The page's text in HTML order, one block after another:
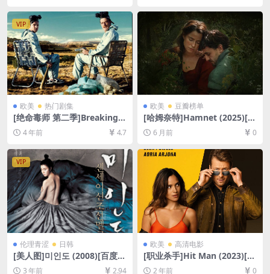
5GB][中英字幕]
VIP
欧美 热门剧集
[绝命毒师 第二季]Breaking B
ad Season 2 (2009)[百度网
盘+夸克网盘1080P超清未删
减资源][网盘在线播放/下载]
[MP4/37GB][中英字幕]
4 年前 4.7
欧美 豆瓣榜单
[哈姆奈特]Hamnet (2025)[百
度网盘+夸克网盘4K超清未删
减资源][网盘在线播放/下载]
[MP4/11GB][中英字幕]
6 月前 0
VIP
伦理青涩 日韩
[美人图]미인도 (2008)[百度网
盘+迅雷云盘资源1080P超清
3 年前 2.94
欧美 高清电影
[职业杀手]Hit Man (2023)[百
度网盘+夸克网盘1080P超清
2 年前 0